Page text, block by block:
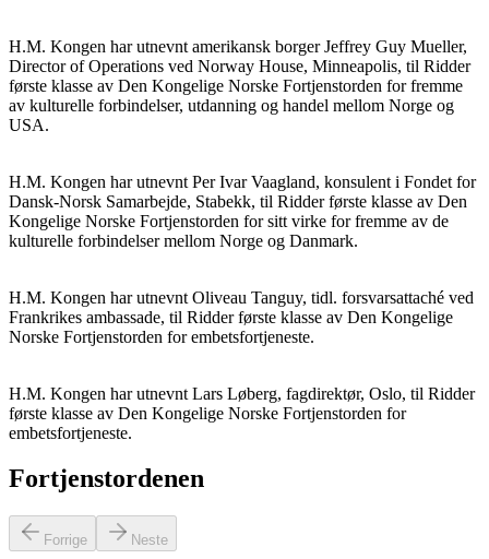
H.M. Kongen har utnevnt amerikansk borger Jeffrey Guy Mueller,
Director of Operations ved Norway House, Minneapolis, til Ridder
første klasse av Den Kongelige Norske Fortjenstorden for fremme
av kulturelle forbindelser, utdanning og handel mellom Norge og
USA.
H.M. Kongen har utnevnt Per Ivar Vaagland, konsulent i Fondet for
Dansk-Norsk Samarbejde, Stabekk, til Ridder første klasse av Den
Kongelige Norske Fortjenstorden for sitt virke for fremme av de
kulturelle forbindelser mellom Norge og Danmark.
H.M. Kongen har utnevnt Oliveau Tanguy, tidl. forsvarsattaché ved
Frankrikes ambassade, til Ridder første klasse av Den Kongelige
Norske Fortjenstorden for embetsfortjeneste.
H.M. Kongen har utnevnt Lars Løberg, fagdirektør, Oslo, til Ridder
første klasse av Den Kongelige Norske Fortjenstorden for
embetsfortjeneste.
Fortjenstordenen
Forrige Neste